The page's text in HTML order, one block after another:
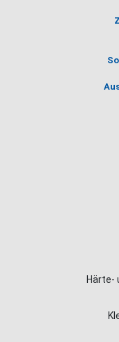
Härte-